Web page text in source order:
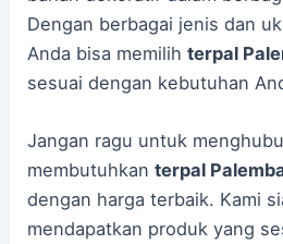
Dengan berbagai jenis dan
Anda bisa memilihterpal
sesuai dengan kebutuhan
Jangan ragu untuk
membutuhkanterpal
dengan harga terbaik. Kami
mendapatkan produk yang